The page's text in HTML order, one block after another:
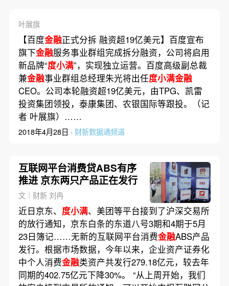
叶展旗
【百度金融正式分拆 融资超19亿美元】百度宣布
旗下金融服务事业群组完成拆分融资，公司将启用
新品牌“度小满”，实现独立运营。百度高级副总裁
兼金融事业群组总经理朱光将出任度小满金融
CEO。公司本轮融资超19亿美元，由TPG、凯雷
投资集团领投，泰康集团、农银国际等跟投。（记
者 叶展旗）……
2018年4月28日 · 财新数据通频道
互联网平台消费贷ABS有序
推进 京东两只产品正在发行
文｜财新 刘冉
近日京东、 度小满、美团等平台接到了沪深交易所
的放行通知，京东白条的东道八号3期和4期于5月
23日簿记……无新的互联网平台消费金融ABS产品
发行。根据市场数据，今年以来，企业资产证券化
中个人消费金融类资产共发行279.18亿元，较去年
同期的402.75亿元下降30%。 “从上周开始，我们